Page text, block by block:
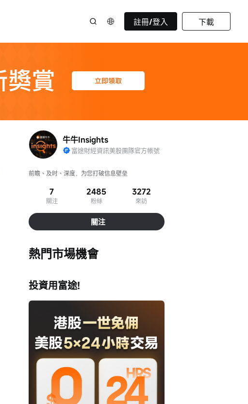
註冊/登入 下載
牛牛Insights
富途財經資訊美股團隊官方帳號
前瞻、及时、深度，为您打破信息壁垒
7
關注
2485
粉絲
3272
來訪
關注
熱門市場機會
投資用富途!